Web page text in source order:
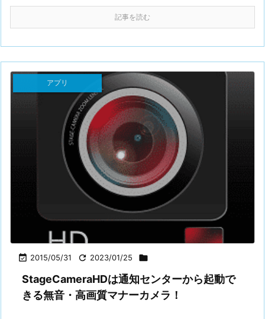
記事を読む
 2015/05/31  2023/01/25 
アプリ
StageCameraHDは通知センターから起動で
きる無音・高画質マナーカメラ！